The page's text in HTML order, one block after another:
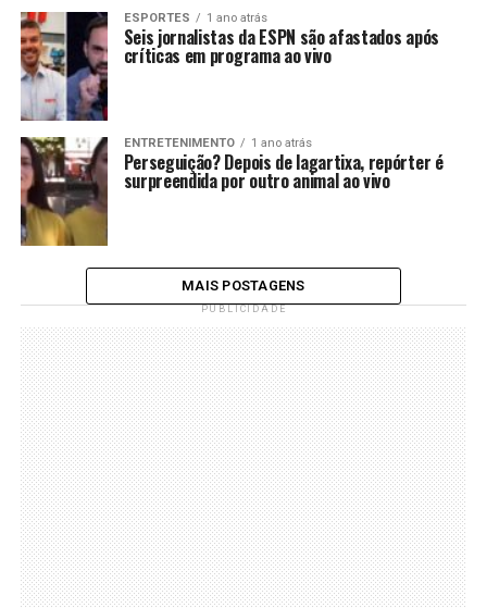
ESPORTES 1 ano atrás
Seis jornalistas da ESPN são afastados após
críticas em programa ao vivo
ENTRETENIMENTO 1 ano atrás
Perseguição? Depois de lagartixa, repórter é
surpreendida por outro animal ao vivo
MAIS POSTAGENS
PUBLICIDADE